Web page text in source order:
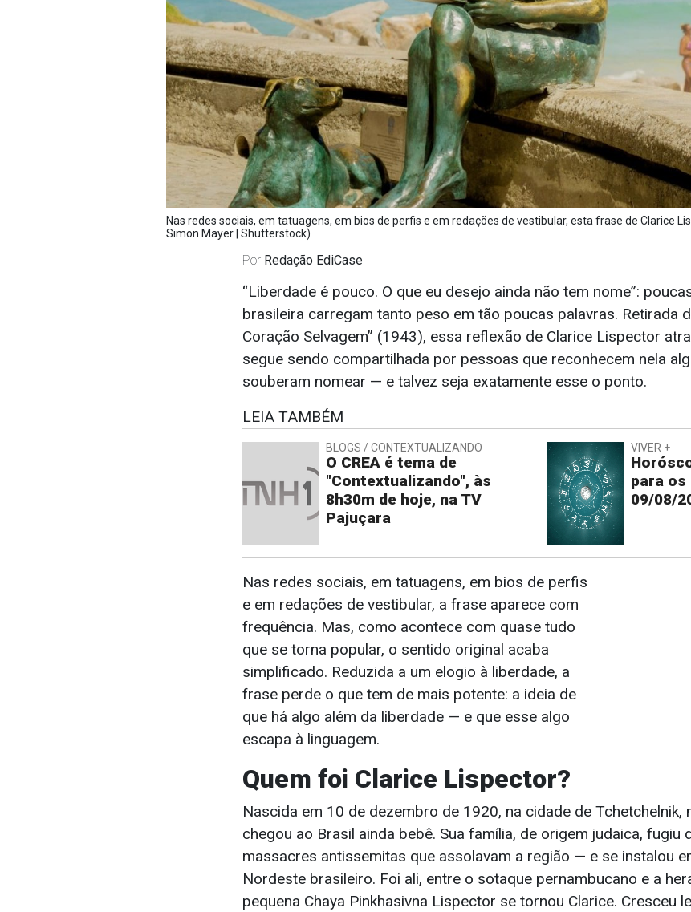
Nas redes sociais, em tatuagens, em bios de perfis e em redações de vestibular, esta frase de Clarice
Simon Mayer | Shutterstock)
Por Redação EdiCase
“Liberdade é pouco. O que eu desejo ainda não tem nome”:
brasileira carregam tanto peso em tão poucas palavras. Retirada
Coração Selvagem” (1943), essa reflexão de Clarice Lispector
segue sendo compartilhada por pessoas que reconhecem nela
souberam nomear — e talvez seja exatamente esse o ponto.
LEIA TAMBÉM
BLOGS / CONTEXTUALIZANDO
O CREA é tema de
"Contextualizando", às
8h30m de hoje, na TV
Pajuçara
VIVER +
para os
09/08/
Nas redes sociais, em tatuagens, em bios de perfis
e em redações de vestibular, a frase aparece com
frequência. Mas, como acontece com quase tudo
que se torna popular, o sentido original acaba
simplificado. Reduzida a um elogio à liberdade, a
frase perde o que tem de mais potente: a ideia de
que há algo além da liberdade — e que esse algo
escapa à linguagem.
Quem foi Clarice Lispector?
Nascida em 10 de dezembro de 1920, na cidade de Tchetchelnik,
chegou ao Brasil ainda bebê. Sua família, de origem judaica,
massacres antissemitas que assolavam a região — e se instalou
Nordeste brasileiro. Foi ali, entre o sotaque pernambucano e a
pequena Chaya Pinkhasivna Lispector se tornou Clarice. Cresceu